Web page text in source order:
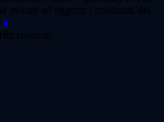
avente ad oggetto i contenuti del
riservati.